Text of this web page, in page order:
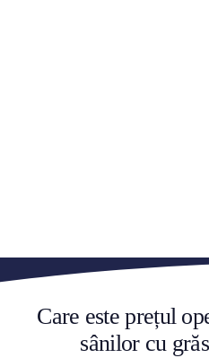
Care este prețul
sânilor cu